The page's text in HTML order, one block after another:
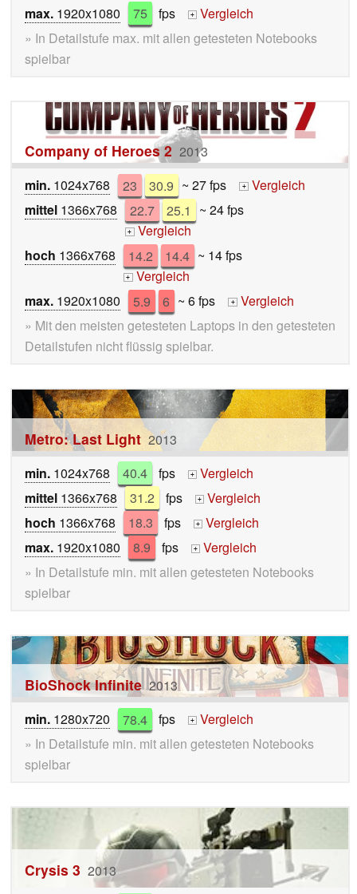
max. 1920x1080 75 fps +
Vergleich
» In Detailstufe max. mit allen getesteten Notebooks
spielbar
Company of Heroes 2 2013
min. 1024x768 23 30.9 ~ 27 fps + Vergleich
mittel 1366x768 22.7 25.1 ~ 24 fps
+ Vergleich
hoch 1366x768 14.2 14.4 ~ 14 fps
+ Vergleich
max. 1920x1080 5.9 6 ~ 6 fps + Vergleich
» Mit den meisten getesteten Laptops in den getesteten
Detailstufen nicht flüssig spielbar.
Metro: Last Light 2013
min. 1024x768 40.4 fps +
Vergleich
mittel 1366x768 31.2 fps +
Vergleich
hoch 1366x768 18.3 fps +
Vergleich
max. 1920x1080 8.9 fps +
Vergleich
» In Detailstufe min. mit allen getesteten Notebooks
spielbar
BioShock Infinite 2013
min. 1280x720 78.4 fps +
Vergleich
» In Detailstufe min. mit allen getesteten Notebooks
spielbar
Crysis 3 2013